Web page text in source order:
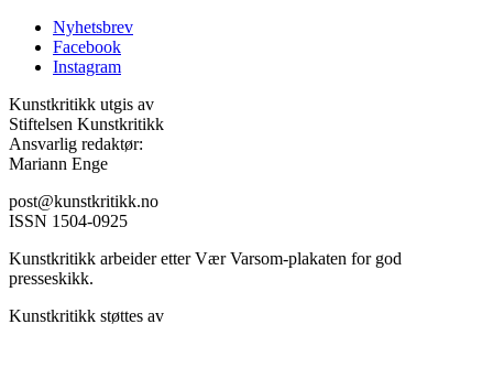
Nyhetsbrev
Facebook
Instagram
Kunstkritikk utgis av
Stiftelsen Kunstkritikk
Ansvarlig redaktør:
Mariann Enge
post@kunstkritikk.no
ISSN 1504-0925
Kunstkritikk arbeider etter Vær Varsom-plakaten for god
presseskikk.
Kunstkritikk støttes av